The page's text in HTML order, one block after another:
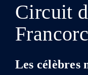
Circuit
Les célèbres